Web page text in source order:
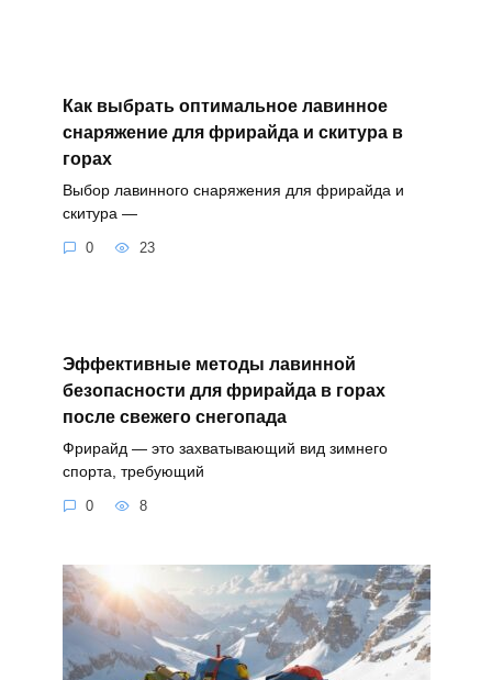
Как выбрать оптимальное лавинное
снаряжение для фрирайда и скитура в
горах
Выбор лавинного снаряжения для фрирайда и
скитура —
0 23
Эффективные методы лавинной
безопасности для фрирайда в горах
после свежего снегопада
Фрирайд — это захватывающий вид зимнего
спорта, требующий
0 8